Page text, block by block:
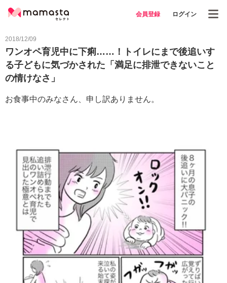
会員登録 ログイン
2018/12/09
ワンオペ育児中に下痢……！トイレにまで後追いす
る子どもに気づかされた「満足に排泄できないこと
の情けなさ」
お食事中のみなさん、申し訳ありません。